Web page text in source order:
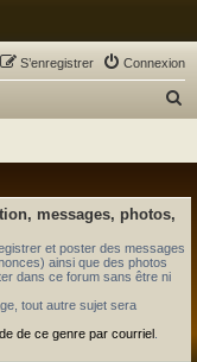
Connexion
S’enregistrer
messages, photos,
et poster des messages
ainsi que des photos
dans ce forum sans être ni
tout autre sujet sera
de ce genre par courriel